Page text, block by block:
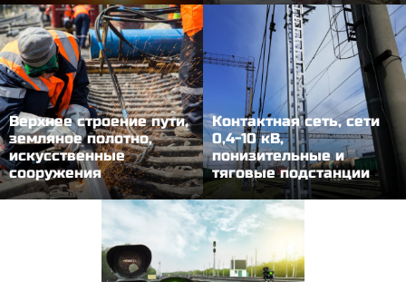
Верхнее строение пути,
земляное полотно,
искусственные
сооружения
Контактная сеть, сети
0,4-10 кВ,
понизительные и
тяговые подстанции